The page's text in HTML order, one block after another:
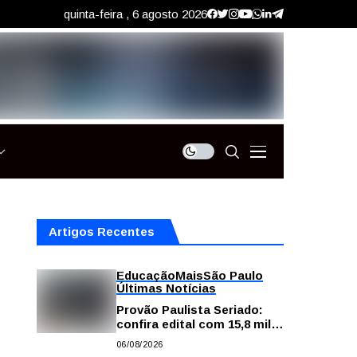
quinta-feira , 6 agosto 2026
Artigos Recentes
EducaçãoMaisSão Paulo
Últimas Notícias
Provão Paulista Seriado:
confira edital com 15,8 mil
vagas para ensino superior
06/08/2026